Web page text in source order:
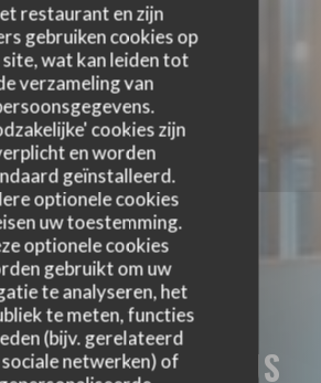
restaurant en zijn
gebruiken cookies op
site, wat kan leiden tot
verzameling van
cookies zijn
en worden
geïnstalleerd.
optionele cookies
uw toestemming.
optionele cookies
gebruikt om uw
te analyseren, het
te meten, functies
(bijv. gerelateerd
sociale netwerken) of
MICHEL DEBUS